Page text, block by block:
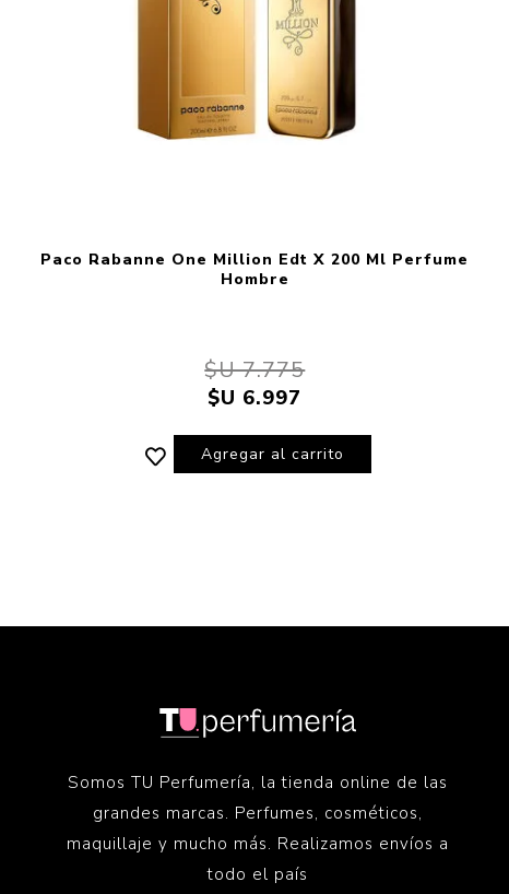
Paco Rabanne One Million Edt X 200 Ml Perfume
Hombre
$U 7.775
$U 6.997
Agregar al carrito
Somos TU Perfumería, la tienda online de las
grandes marcas. Perfumes, cosméticos,
maquillaje y mucho más. Realizamos envíos a
todo el país